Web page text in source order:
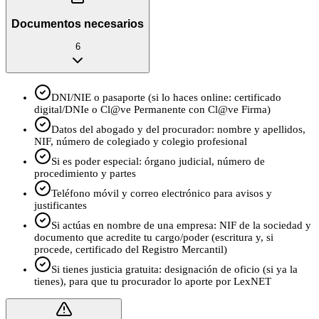
Documentos necesarios
6
DNI/NIE o pasaporte (si lo haces online: certificado
digital/DNIe o Cl@ve Permanente con Cl@ve Firma)
Datos del abogado y del procurador: nombre y apellidos,
NIF, número de colegiado y colegio profesional
Si es poder especial: órgano judicial, número de
procedimiento y partes
Teléfono móvil y correo electrónico para avisos y
justificantes
Si actúas en nombre de una empresa: NIF de la sociedad y
documento que acredite tu cargo/poder (escritura y, si
procede, certificado del Registro Mercantil)
Si tienes justicia gratuita: designación de oficio (si ya la
tienes), para que tu procurador lo aporte por LexNET